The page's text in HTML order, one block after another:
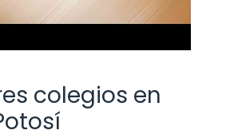
colegios en